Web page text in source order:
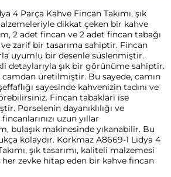
4 Parça Kahve Fincan Takımı, şık
dikkat çeken bir kahve
2 adet fincan ve 2 adet fincan tabağı
zarif bir tasarıma sahiptir. Fincan
uyumlu bir desenle süslenmiştir.
detaylarıyla şık bir görünüme sahiptir.
üretilmiştir. Bu sayede, camın
şeffaflığı sayesinde kahvenizin tadını ve
Fincan tabakları ise
Porselenin dayanıklılığı ve
uzun yıllar
bulaşık makinesinde yıkanabilir. Bu
kolaydır. Korkmaz A8669-1 Lidya 4
şık tasarımı, kaliteli malzemesi
her zevke hitap eden bir kahve fincan